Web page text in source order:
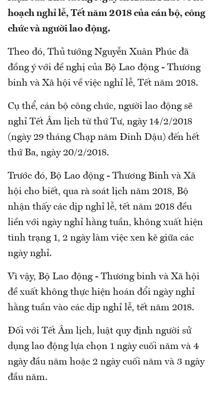
hoạch nghỉ lễ, Tết năm 2018 của cán bộ, công
chức và người lao động.
Theo đó, Thủ tướng Nguyễn Xuân Phúc đã
đồng ý với đề nghị của Bộ Lao động - Thương
binh và Xã hội về việc nghỉ lễ, Tết năm 2018.
Cụ thể, cán bộ công chức, người lao động sẽ
nghỉ Tết Âm lịch từ thứ Tư, ngày 14/2/2018
(ngày 29 tháng Chạp năm Đinh Dậu) đến hết
thứ Ba, ngày 20/2/2018.
Trước đó, Bộ Lao động - Thương Binh và Xã
hội cho biết, qua rà soát lịch năm 2018, Bộ
nhận thấy các dịp nghỉ lễ, tết năm 2018 đều
liền với ngày nghỉ hằng tuần, không xuất hiện
tình trạng 1, 2 ngày làm việc xen kẽ giữa các
ngày nghỉ.
Vì vậy, Bộ Lao động - Thương binh và Xã hội
đề xuất không thực hiện hoán đổi ngày nghỉ
hằng tuần vào các dịp nghỉ lễ, tết năm 2018.
Đối với Tết Âm lịch, luật quy định người sử
dụng lao động lựa chọn 1 ngày cuối năm và 4
ngày đầu năm hoặc 2 ngày cuối năm và 3 ngày
đầu năm.